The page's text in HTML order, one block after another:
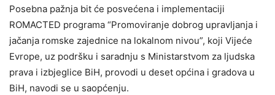
Posebna pažnja bit će posvećena i implementaciji
ROMACTED programa “Promoviranje dobrog upravljanja i
jačanja romske zajednice na lokalnom nivou”, koji Vijeće
Evrope, uz podršku i saradnju s Ministarstvom za ljudska
prava i izbjeglice BiH, provodi u deset općina i gradova u
BiH, navodi se u saopćenju.